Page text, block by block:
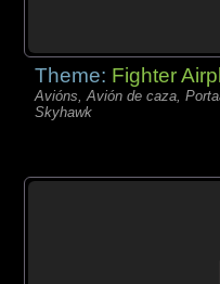
Theme: Fighter
Avións, Avión de caza,
Skyhawk